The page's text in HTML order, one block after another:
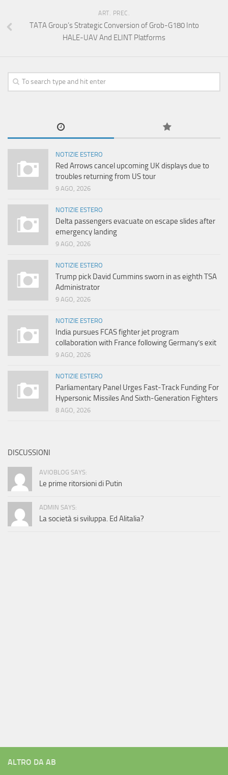
ART. PREC.
TATA Group’s Strategic Conversion of Grob-G180 Into
HALE-UAV And ELINT Platforms
NOTIZIE ESTERO
Red Arrows cancel upcoming UK displays due to
troubles returning from US tour
9 AGO, 2026
NOTIZIE ESTERO
Delta passengers evacuate on escape slides after
emergency landing
9 AGO, 2026
NOTIZIE ESTERO
Trump pick David Cummins sworn in as eighth TSA
Administrator
9 AGO, 2026
NOTIZIE ESTERO
India pursues FCAS fighter jet program
collaboration with France following Germany’s exit
9 AGO, 2026
NOTIZIE ESTERO
Parliamentary Panel Urges Fast-Track Funding For
Hypersonic Missiles And Sixth-Generation Fighters
8 AGO, 2026
DISCUSSIONI
AVIOBLOG SAYS:
Le prime ritorsioni di Putin
ADMIN SAYS:
La società si sviluppa. Ed Alitalia?
ALTRO DA AB